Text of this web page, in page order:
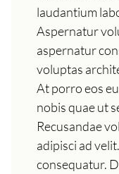
laudantium
Aspernatur
aspernatur
voluptas
At porro eos
nobis quae ut
Recusandae
adipisci ad
consequatur.